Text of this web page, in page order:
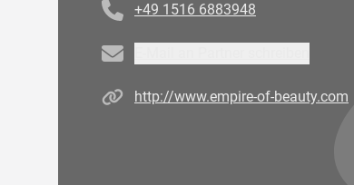
+49 1516 6883948
Email
Homepagehttp://www.empire-of-beauty.com